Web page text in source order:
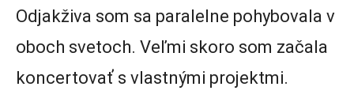
Odjakživa som sa paralelne pohybovala v
oboch svetoch. Veľmi skoro som začala
koncertovať s vlastnými projektmi.